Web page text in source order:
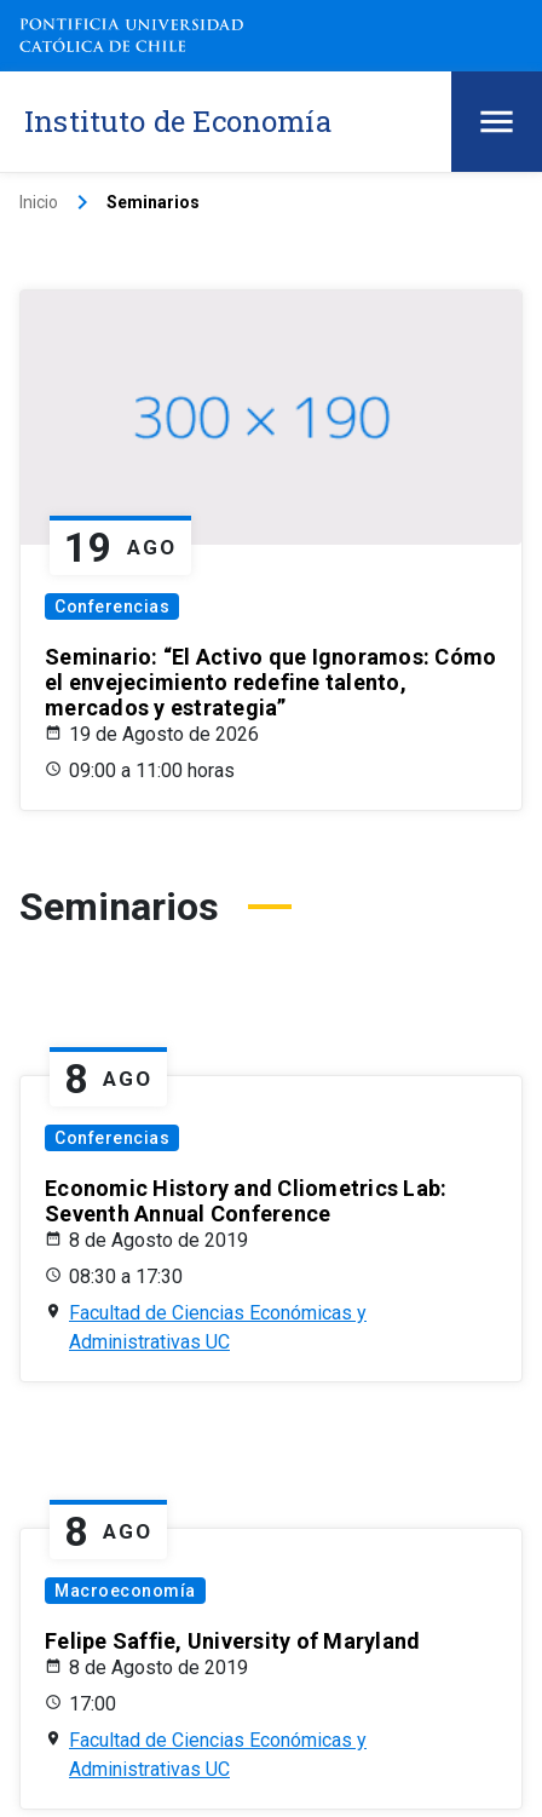
Instituto de Economía
Inicio keyboard_arrow_right Seminarios
19 AGO
Conferencias
Seminario: “El Activo que Ignoramos: Cómo
el envejecimiento redefine talento,
mercados y estrategia”
19 de Agosto de 2026
09:00 a 11:00 horas
Seminarios
8 AGO
Conferencias
Economic History and Cliometrics Lab:
Seventh Annual Conference
8 de Agosto de 2019
08:30 a 17:30
Facultad de Ciencias Económicas y
Administrativas UC
8 AGO
Macroeconomía
Felipe Saffie, University of Maryland
8 de Agosto de 2019
17:00
Facultad de Ciencias Económicas y
Administrativas UC